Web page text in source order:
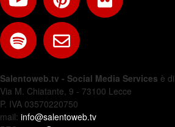
Salentoweb.tv - Social Media Services è di
Via M. Chiatante, 9 - 73100 Lecce
P. IVA 03570220750
mail: info@salentoweb.tv